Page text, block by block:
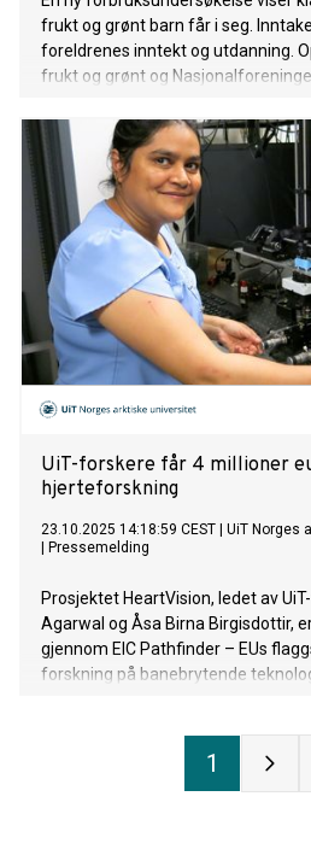
frukt og grønt barn får i seg.
foreldrenes inntekt og utdanning.
frukt og grønt og
UiT-forskere får 4 millioner
hjerteforskning
23.10.2025 14:18:59 CEST
UiT Norges
Pressemelding
Prosjektet HeartVision, ledet av
Agarwal og Åsa Birna Birgisdottir,
gjennom EIC Pathfinder – EUs
forskning på banebrytende
1